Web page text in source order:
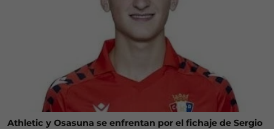
Athletic y Osasuna se enfrentan por el fichaje de Sergio